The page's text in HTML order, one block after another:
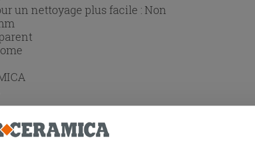
un nettoyage plus facile :Non